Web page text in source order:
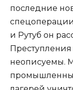
последние
и Рутуб он
Преступления
неописуемы.